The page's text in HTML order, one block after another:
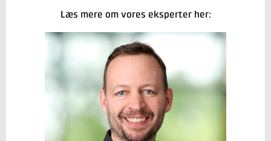
Læs mere om vores eksperter her: